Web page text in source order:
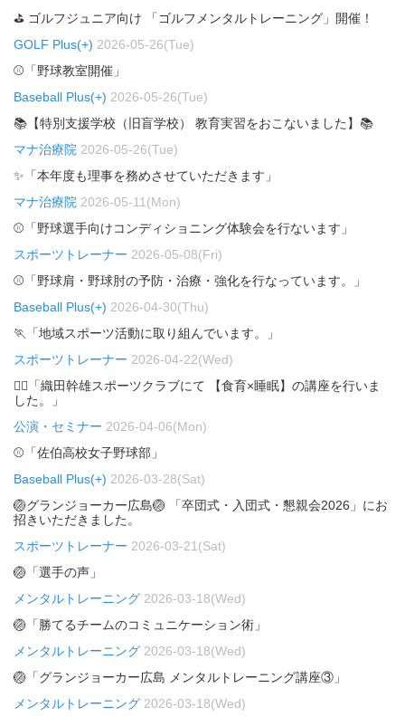
⛳ ゴルフジュニア向け 「ゴルフメンタルトレーニング」開催！
GOLF Plus(+) 2026-05-26(Tue)
⚾「野球教室開催」
Baseball Plus(+) 2026-05-26(Tue)
📚【特別支援学校（旧盲学校） 教育実習をおこないました】📚
マナ治療院 2026-05-26(Tue)
✨「本年度も理事を務めさせていただきます」
マナ治療院 2026-05-11(Mon)
⚾「野球選手向けコンディショニング体験会を行ないます」
スポーツトレーナー 2026-05-08(Fri)
⚾「野球肩・野球肘の予防・治療・強化を行なっています。」
Baseball Plus(+) 2026-04-30(Thu)
🏃「地域スポーツ活動に取り組んでいます。」
スポーツトレーナー 2026-04-22(Wed)
🏃‍♂️「織田幹雄スポーツクラブにて 【食育×睡眠】の講座を行いま
した。」
公演・セミナー 2026-04-06(Mon)
⚾「佐伯高校女子野球部」
Baseball Plus(+) 2026-03-28(Sat)
🏐グランジョーカー広島🏐 「卒団式・入団式・懇親会2026」にお
招きいただきました。
スポーツトレーナー 2026-03-21(Sat)
🏐「選手の声」
メンタルトレーニング 2026-03-18(Wed)
🏐「勝てるチームのコミュニケーション術」
メンタルトレーニング 2026-03-18(Wed)
🏐「グランジョーカー広島 メンタルトレーニング講座③」
メンタルトレーニング 2026-03-18(Wed)